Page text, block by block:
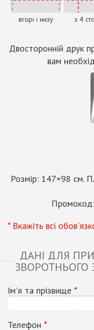
вгорі і низу з 4
Двосторонній друк
вам
Розмір: 147×98 см.
Промокод:
* Вкажіть всі
ДАНІ ДЛЯ
ЗВОРОТНЬОГО
Ім'я та прізвище *
Телефон *